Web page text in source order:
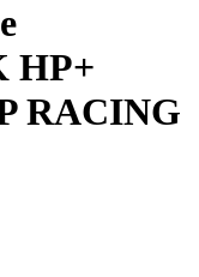
HP+
RACING